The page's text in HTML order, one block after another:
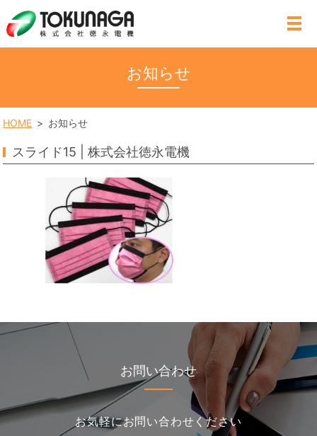
お知らせ
HOME お知らせ
スライド15 | 株式会社徳永電機
お問い合わせ
お気軽にお問い合わせください